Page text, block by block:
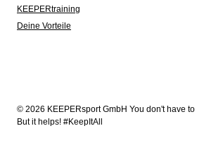
KEEPERtraining
Deine Vorteile
© 2026 KEEPERsport GmbH You don't have
But it helps! #KeepItAll